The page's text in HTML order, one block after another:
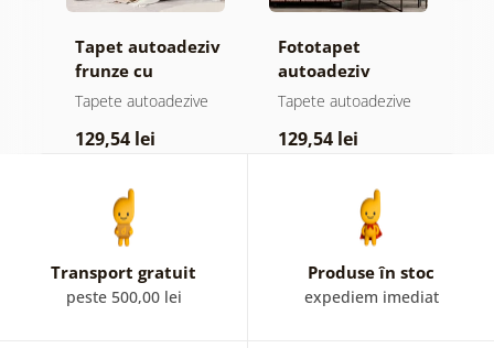
Tapet autoadeziv
frunze cu
atingere
Tapete autoadezive
129,54 lei
Fototapet
autoadeziv
pădure în ceață
Tapete autoadezive
129,54 lei
Transport gratuit
peste 500,00 lei
Produse în stoc
expediem imediat